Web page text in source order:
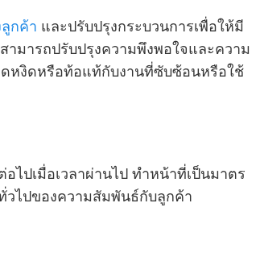
กค้า และปรับปรุงกระบวนการเพื่อให้มี
มารถปรับปรุงความพึงพอใจและความ
หงิดหรือท้อแท้กับงานที่ซับซ้อนหรือใช้
ไปเมื่อเวลาผ่านไป ทําหน้าที่เป็นมาตร
ไปของความสัมพันธ์กับลูกค้า